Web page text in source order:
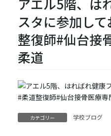
スタに参加し
整復師#仙台接
柔道
カテゴリー 学校ブログ